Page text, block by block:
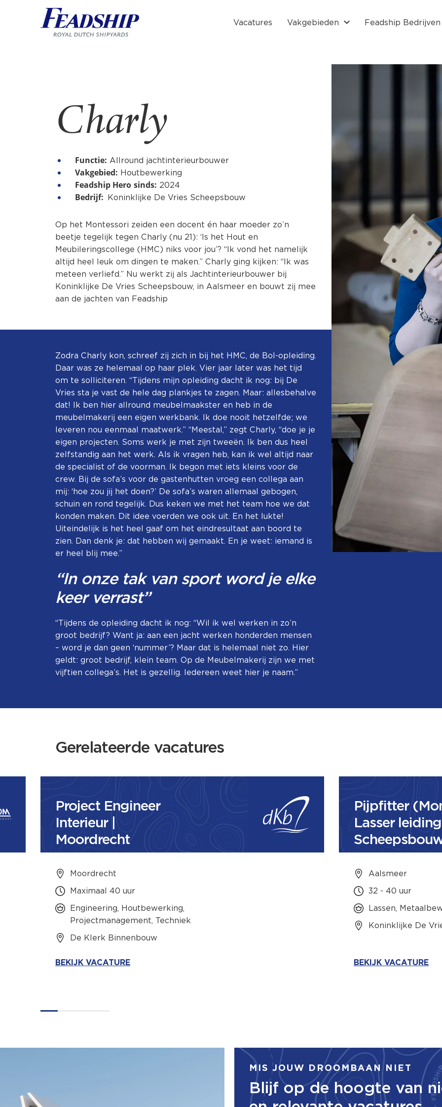
Vacatures Vakgebieden Feadship Bedrijven
Charly
Functie: Allround jachtinterieurbouwer
Vakgebied: Houtbewerking
Feadship Hero sinds: 2024
Bedrijf: Koninklijke De Vries Scheepsbouw
Op het Montessori zeiden een docent én haar moeder zo’n
beetje tegelijk tegen Charly (nu 21): ‘Is het Hout en
Meubileringscollege (HMC) niks voor jou’? “Ik vond het namelijk
altijd heel leuk om dingen te maken.” Charly ging kijken: “Ik was
meteen verliefd.” Nu werkt zij als Jachtinterieurbouwer bij
Koninklijke De Vries Scheepsbouw, in Aalsmeer en bouwt zij mee
aan de jachten van Feadship
Zodra Charly kon, schreef zij zich in bij het HMC, de Bol-opleiding.
Daar was ze helemaal op haar plek. Vier jaar later was het tijd
om te solliciteren. “Tijdens mijn opleiding dacht ik nog: bij De
Vries sta je vast de hele dag plankjes te zagen. Maar: allesbehalve
dat! Ik ben hier allround meubelmaakster en heb in de
meubelmakerij een eigen werkbank. Ik doe nooit hetzelfde; we
leveren nou eenmaal maatwerk.” “Meestal,” zegt Charly, “doe je je
eigen projecten. Soms werk je met zijn tweeën. Ik ben dus heel
zelfstandig aan het werk. Als ik vragen heb, kan ik wel altijd naar
de specialist of de voorman. Ik begon met iets kleins voor de
crew. Bij de sofa’s voor de gastenhutten vroeg een collega aan
mij: ‘hoe zou jij het doen?’ De sofa’s waren allemaal gebogen,
schuin en rond tegelijk. Dus keken we met het team hoe we dat
konden maken. Dit idee voerden we ook uit. En het lukte!
Uiteindelijk is het heel gaaf om het eindresultaat aan boord te
zien. Dan denk je: dat hebben wij gemaakt. En je weet: iemand is
er heel blij mee.”
“In onze tak van sport word je elke
keer verrast”
“Tijdens de opleiding dacht ik nog: “Wil ik wel werken in zo’n
groot bedrijf? Want ja: aan een jacht werken honderden mensen
– word je dan geen ‘nummer’? Maar dat is helemaal niet zo. Hier
geldt: groot bedrijf, klein team. Op de Meubelmakerij zijn we met
vijftien collega’s. Het is gezellig. Iedereen weet hier je naam.”
Gerelateerde vacatures
Project Engineer
Interieur |
Moordrecht
Moordrecht
Maximaal 40 uur
Engineering, Houtbewerking,
Projectmanagement, Techniek
De Klerk Binnenbouw
BEKIJK VACATURE
Pijpfitter
Lasser
Aalsmeer
Aalsmeer
32 - 40 uur
Lassen,
Koninklijke De
BEKIJK VACATURE
MIS JOUW DROOMBAAN NIET
Blijf op de hoogte van